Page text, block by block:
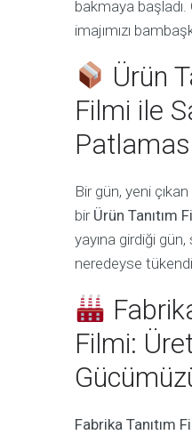
bakmaya başladı.
imajımızı
Ürün
Filmi ile
Bir gün, yeni
bir Ürün Tanıtım
yayına girdiği gün,
neredeyse
Filmi:
Fabrika Tanıtım